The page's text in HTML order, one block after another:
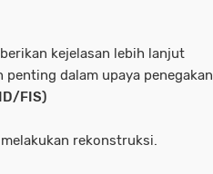
kejelasan lebih lanjut
dalam upaya penegakan
FIS)
rekonstruksi.